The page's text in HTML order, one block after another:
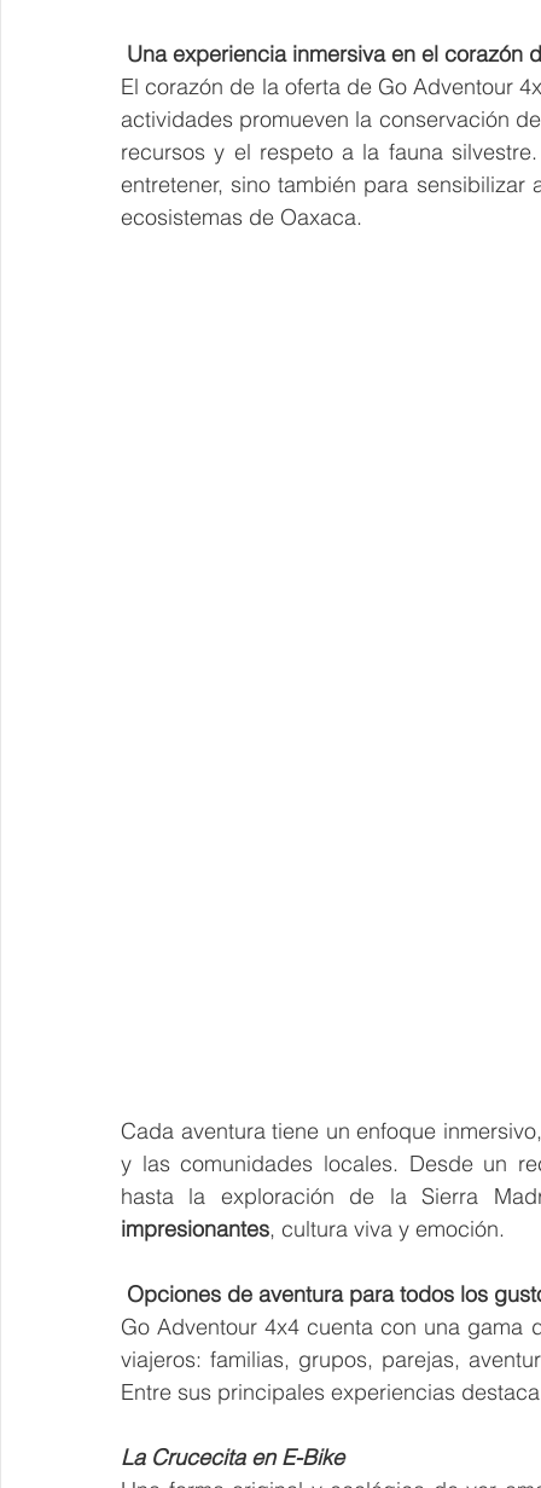
Una experiencia inmersiva en el corazón
El corazón de la oferta de Go Adventour
actividades promueven la conservación
recursos y el respeto a la fauna
entretener, sino también para
ecosistemas de Oaxaca.
Cada aventura tiene un enfoque
y las comunidades locales. Desde un
hasta la exploración de la Sierra
impresionantes, cultura viva y emoción.
Opciones de aventura para todos los
Go Adventour 4x4 cuenta con una gama
viajeros: familias, grupos, parejas,
Entre sus principales experiencias
La Crucecita en E-Bike